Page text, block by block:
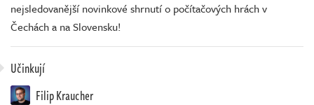
nejsledovanější novinkové shrnutí o počítačových hrách v
Čechách a na Slovensku!
Učinkují
Filip Kraucher